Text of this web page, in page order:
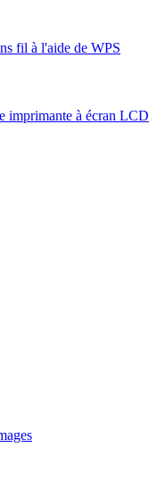
fil à l'aide de WPS
imprimante à écran LCD